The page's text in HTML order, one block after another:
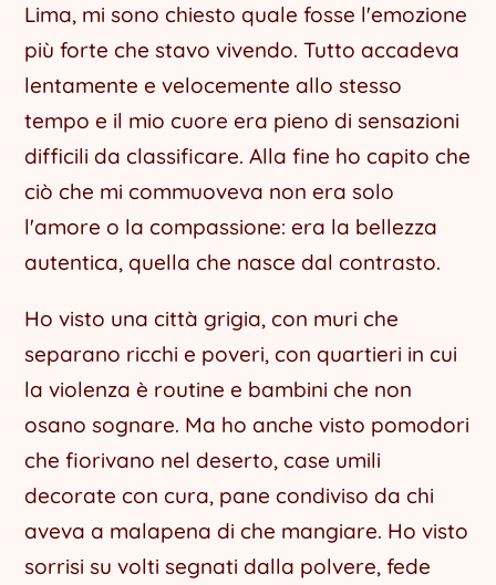
Lima, mi sono chiesto quale fosse l'emozione
più forte che stavo vivendo. Tutto accadeva
lentamente e velocemente allo stesso
tempo e il mio cuore era pieno di sensazioni
difficili da classificare. Alla fine ho capito che
ciò che mi commuoveva non era solo
l'amore o la compassione: era la bellezza
autentica, quella che nasce dal contrasto.
Ho visto una città grigia, con muri che
separano ricchi e poveri, con quartieri in cui
la violenza è routine e bambini che non
osano sognare. Ma ho anche visto pomodori
che fiorivano nel deserto, case umili
decorate con cura, pane condiviso da chi
aveva a malapena di che mangiare. Ho visto
sorrisi su volti segnati dalla polvere, fede